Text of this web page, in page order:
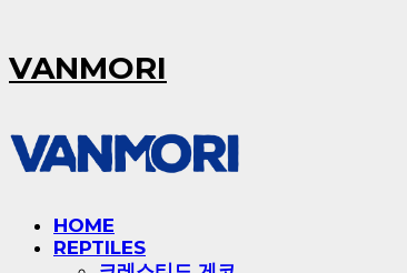
VANMORI
HOME
REPTILES